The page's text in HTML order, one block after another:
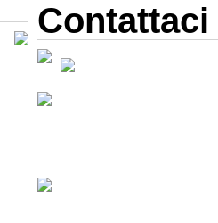
Contattaci